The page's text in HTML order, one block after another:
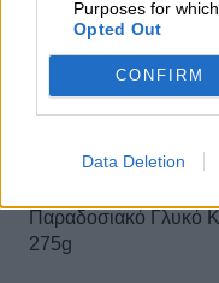
Purposes for
Opted Out
CONFIRM
Data Deletion
Λουκούμι με Άρωμα
Παραδοσιακό Γλυκό
275g